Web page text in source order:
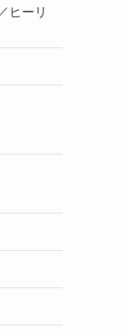
ヒーリ